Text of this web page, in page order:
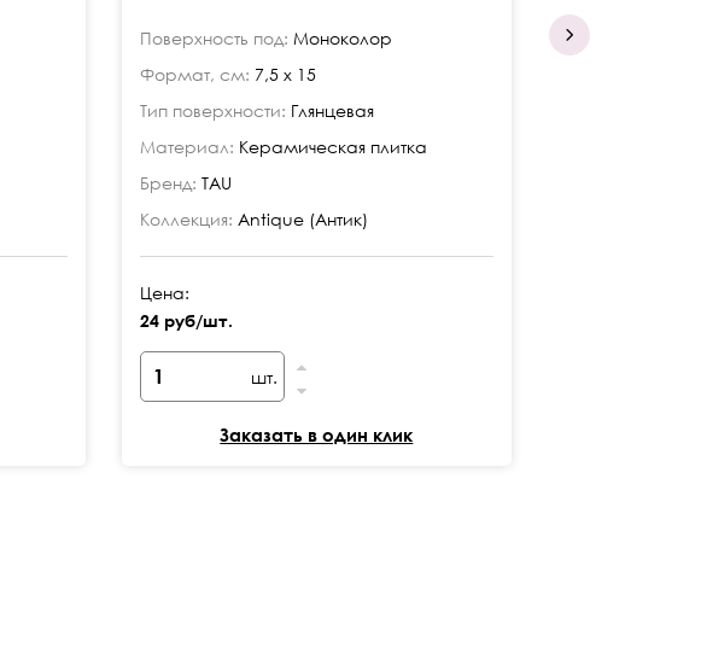
Поверхность под: Моноколор
Формат, см: 7,5 x 15
Тип поверхности: Глянцевая
Материал: Керамическая плитка
Бренд: TAU
Коллекция: Antique (Антик)
Цена:
24 руб/шт.
шт.
Заказать в один клик
Поверхность